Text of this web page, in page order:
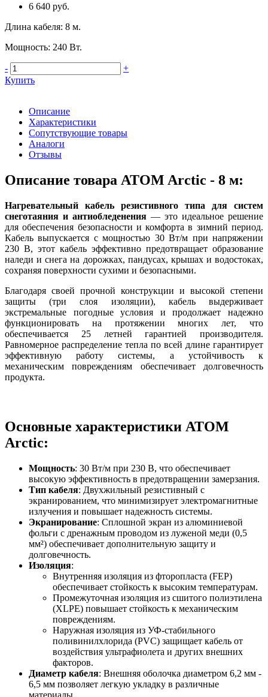
6 640 руб.
Длина кабеля: 8 м.
Мощность: 240 Вт.
-
+
Купить
Описание
Характеристики
Сопутствующие товары
Аналоги
Отзывы
Описание товара ATOM Arctic - 8 м:
Нагревательный кабель резистивного типа для систем
снеготаяния и антиобледенения — это идеальное решение
для обеспечения безопасности и комфорта в зимний период.
Кабель выпускается с мощностью 30 Вт/м при напряжении
230 В, этот кабель эффективно предотвращает образование
наледи и снега на дорожках, пандусах, крышах и водостоках,
сохраняя поверхности сухими и безопасными.
Благодаря своей прочной конструкции и высокой степени
защиты (три слоя изоляции), кабель выдерживает
экстремальные погодные условия и продолжает надежно
функционировать на протяжении многих лет, что
обеспечивается 25 летней гарантией производителя.
Равномерное распределение тепла по всей длине гарантирует
эффективную работу системы, а устойчивость к
механическим повреждениям обеспечивает долговечность
продукта.
Основные характеристики ATOM
Arctic:
Мощность: 30 Вт/м при 230 В, что обеспечивает
высокую эффективность в предотвращении замерзания.
Тип кабеля: Двухжильный резистивный с
экранированием, что минимизирует электромагнитные
излучения и повышает надежность системы.
Экранирование: Сплошной экран из алюминиевой
фольги с дренажным проводом из луженой меди (0,5
мм²) обеспечивает дополнительную защиту и
долговечность.
Изоляция:
Внутренняя изоляция из фторопласта (FEP)
обеспечивает стойкость к высоким температурам.
Промежуточная изоляция из сшитого полиэтилена
(XLPE) повышает стойкость к механическим
повреждениям.
Наружная изоляция из УФ-стабильного
поливинилхлорида (PVC) защищает кабель от
воздействия ультрафиолета и других внешних
факторов.
Диаметр кабеля: Внешняя оболочка диаметром 6,2 мм -
6,5 мм позволяет легкую укладку в различные